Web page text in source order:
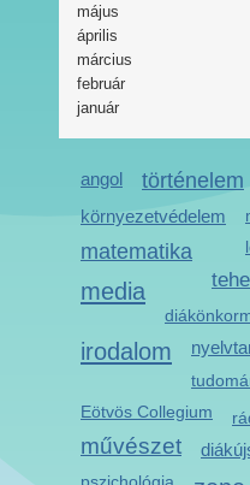
május
április
március
február
január
angol történelem
környezetvédelem
matematika
media
irodalom
Eötvös Collegium
művészet